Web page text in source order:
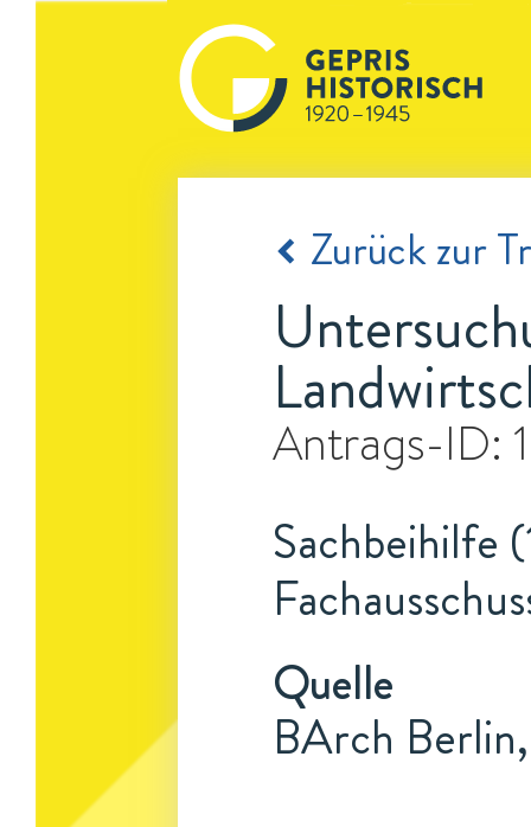
Zurück zur
Antrags-ID:
Sachbeihilfe
Quelle
BArch